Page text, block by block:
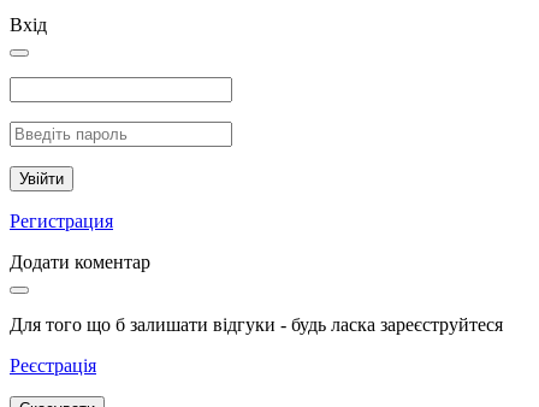
Вхід
Увійти
Регистрация
Додати коментар
Для того що б залишати відгуки - будь ласка зареєструйтеся
Реєстрація